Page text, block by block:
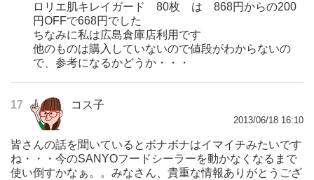
ロリエ肌キレイガード 80枚 は 868円からの200
円OFFで668円でした
ちなみに私は広島倉庫店利用です
他のものは購入していないので値段がわからないの
で、参考になるかどうか・・・
17 コス子
2013/06/18 16:10
皆さんの話を聞いているとボナボナはイマイチみたいです
ね・・・今のSANYOフードシーラーを動かなくなるまで
使い倒すかなぁ。。みなさん、貴重な情報ありがとうござ